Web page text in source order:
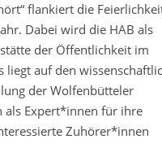
flankiert die
Dabei wird die HAB als
der Öffentlichkeit im
auf den
der Wolfenbütteler
Expert*innen für ihre
Zuhörer*innen